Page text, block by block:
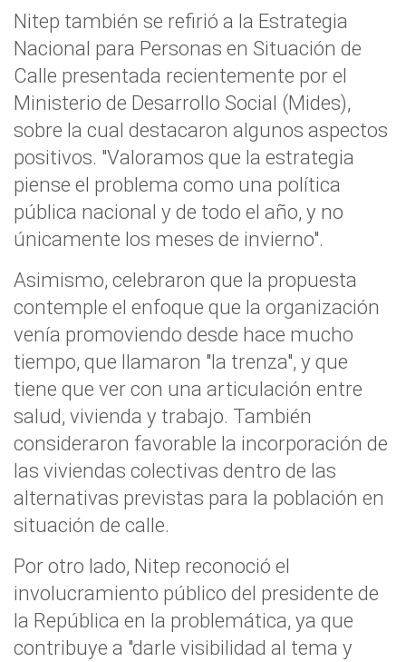
Nitep también se refirió a la Estrategia
Nacional para Personas en Situación de
Calle presentada recientemente por el
Ministerio de Desarrollo Social (Mides),
sobre la cual destacaron algunos aspectos
positivos. "Valoramos que la estrategia
piense el problema como una política
pública nacional y de todo el año, y no
únicamente los meses de invierno".
Asimismo, celebraron que la propuesta
contemple el enfoque que la organización
venía promoviendo desde hace mucho
tiempo, que llamaron "la trenza", y que
tiene que ver con una articulación entre
salud, vivienda y trabajo. También
consideraron favorable la incorporación de
las viviendas colectivas dentro de las
alternativas previstas para la población en
situación de calle.
Por otro lado, Nitep reconoció el
involucramiento público del presidente de
la República en la problemática, ya que
contribuye a "darle visibilidad al tema y